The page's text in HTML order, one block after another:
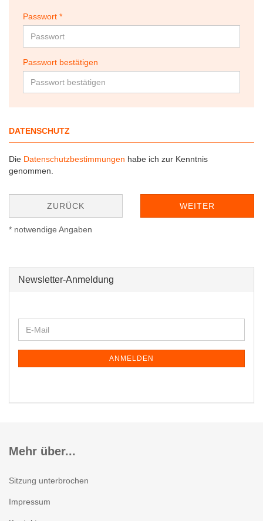
Passwort
Passwort bestätigen
DATENSCHUTZ
Die Datenschutzbestimmungen habe ich zur Kenntnis
genommen.
ZURÜCK WEITER
* notwendige Angaben
Newsletter-Anmeldung
ZUR
E-
Mail
ANMELDEN
Mehr über...
Sitzung unterbrochen
Impressum